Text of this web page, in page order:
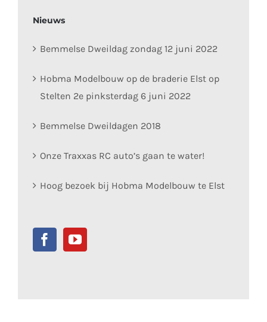
Nieuws
Bemmelse Dweildag zondag 12 juni 2022
Hobma Modelbouw op de braderie Elst op
Stelten 2e pinksterdag 6 juni 2022
Bemmelse Dweildagen 2018
Onze Traxxas RC auto’s gaan te water!
Hoog bezoek bij Hobma Modelbouw te Elst